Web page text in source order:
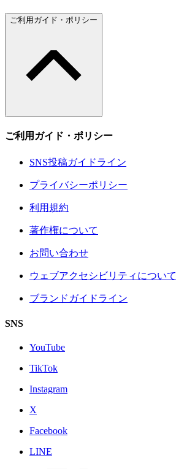
ご利用ガイド・ポリシー
ご利用ガイド・ポリシー
SNS投稿ガイドライン
プライバシーポリシー
利用規約
著作権について
お問い合わせ
ウェブアクセシビリティについて
ブランドガイドライン
SNS
YouTube
TikTok
Instagram
X
Facebook
LINE